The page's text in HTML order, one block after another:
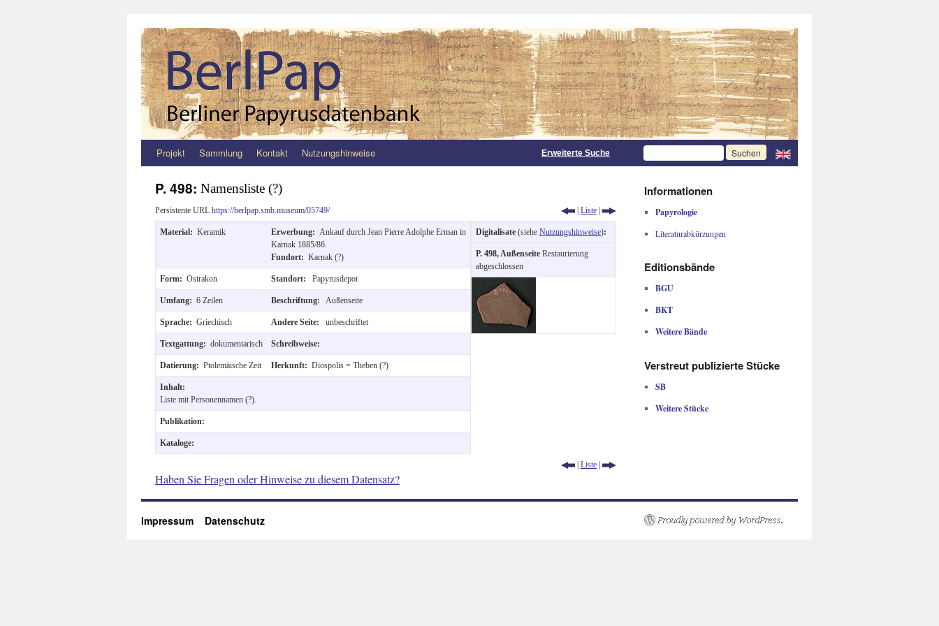
Zum
springen
Projekt Sammlung Kontakt Nutzungshinweise Erweiterte Suche
P. 498: Namensliste (?)
Persistente URL https://berlpap.smb.museum/05749/ | Liste |
Material: Keramik Erwerbung: Ankauf durch Jean Pierre Adolphe Erman in
Karnak 1885/86.
Fundort: Karnak (?)
Form: Ostrakon Standort: Papyrusdepot
Umfang: 6 Zeilen Beschriftung: Außenseite
Sprache: Griechisch Andere Seite: unbeschriftet
Textgattung: dokumentarisch Schreibweise:
Datierung: Ptolemäische Zeit Herkunft: Diospolis = Theben (?)
Inhalt:
Liste mit Personennamen (?).
Publikation:
Kataloge:
Digitalisate (siehe Nutzungshinweise):
P. 498, Außenseite Restaurierung
abgeschlossen
| Liste |
Haben Sie Fragen oder Hinweise zu diesem Datensatz?
Informationen
Papyrologie
Literaturabkürzungen
Editionsbände
BGU
BKT
Weitere Bände
Verstreut publizierte Stücke
SB
Weitere Stücke
Impressum Datenschutz